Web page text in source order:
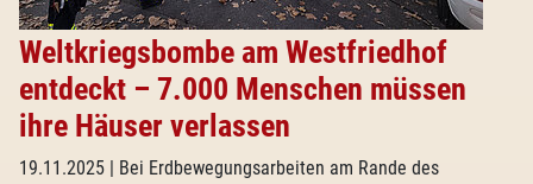
Weltkriegsbombe am Westfriedhof
entdeckt – 7.000 Menschen müssen
ihre Häuser verlassen
19.11.2025 | Bei Erdbewegungsarbeiten am Rande des